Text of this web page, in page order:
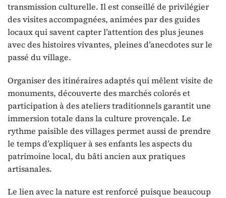
transmission culturelle. Il est conseillé de privilégier
des visites accompagnées, animées par des guides
locaux qui savent capter l’attention des plus jeunes
avec des histoires vivantes, pleines d’anecdotes sur le
passé du village.
Organiser des itinéraires adaptés qui mêlent visite de
monuments, découverte des marchés colorés et
participation à des ateliers traditionnels garantit une
immersion totale dans la culture provençale. Le
rythme paisible des villages permet aussi de prendre
le temps d’expliquer à ses enfants les aspects du
patrimoine local, du bâti ancien aux pratiques
artisanales.
Le lien avec la nature est renforcé puisque beaucoup